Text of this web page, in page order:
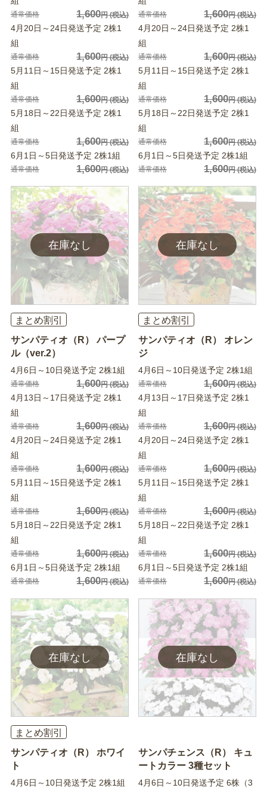
通常価格 1,600円(税込)
4月20日～24日発送予定 2株1
組
通常価格 1,600円(税込)
5月11日～15日発送予定 2株1
組
通常価格 1,600円(税込)
5月18日～22日発送予定 2株1
組
通常価格 1,600円(税込)
6月1日～5日発送予定 2株1組
通常価格 1,600円(税込)
通常価格 1,600円(税込)
4月20日～24日発送予定 2株1
組
通常価格 1,600円(税込)
5月11日～15日発送予定 2株1
組
通常価格 1,600円(税込)
5月18日～22日発送予定 2株1
組
通常価格 1,600円(税込)
6月1日～5日発送予定 2株1組
通常価格 1,600円(税込)
まとめ割引
サンパティオ（R） パープ
ル（ver.2）
4月6日～10日発送予定 2株1組
通常価格 1,600円(税込)
4月13日～17日発送予定 2株1
組
通常価格 1,600円(税込)
4月20日～24日発送予定 2株1
組
通常価格 1,600円(税込)
5月11日～15日発送予定 2株1
組
通常価格 1,600円(税込)
5月18日～22日発送予定 2株1
組
通常価格 1,600円(税込)
6月1日～5日発送予定 2株1組
通常価格 1,600円(税込)
まとめ割引
サンパティオ（R） オレン
ジ
4月6日～10日発送予定 2株1組
通常価格 1,600円(税込)
4月13日～17日発送予定 2株1
組
通常価格 1,600円(税込)
4月20日～24日発送予定 2株1
組
通常価格 1,600円(税込)
5月11日～15日発送予定 2株1
組
通常価格 1,600円(税込)
5月18日～22日発送予定 2株1
組
通常価格 1,600円(税込)
6月1日～5日発送予定 2株1組
通常価格 1,600円(税込)
まとめ割引
サンパティオ（R） ホワイ
ト
4月6日～10日発送予定 2株1組
サンパチェンス（R） キュ
ートカラー 3種セット
4月6日～10日発送予定 6株（3